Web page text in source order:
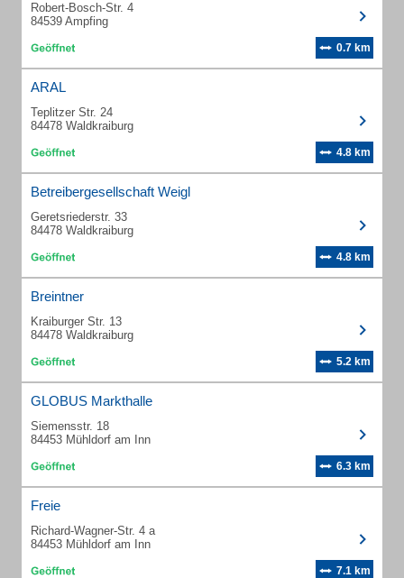
Robert-Bosch-Str. 4
84539 Ampfing
0.7 km
ARAL
Teplitzer Str. 24
84478 Waldkraiburg
4.8 km
Betreibergesellschaft Weigl
Geretsriederstr. 33
84478 Waldkraiburg
4.8 km
Breintner
Kraiburger Str. 13
84478 Waldkraiburg
5.2 km
GLOBUS Markthalle
Siemensstr. 18
84453 Mühldorf am Inn
6.3 km
Freie
Richard-Wagner-Str. 4 a
84453 Mühldorf am Inn
7.1 km